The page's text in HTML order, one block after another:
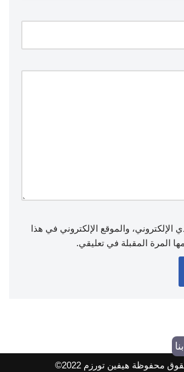
والموقع الإلكتروني في هذا
المرة المقبلة في تعليقي.
محفوظة هيفين تورزم 2022©